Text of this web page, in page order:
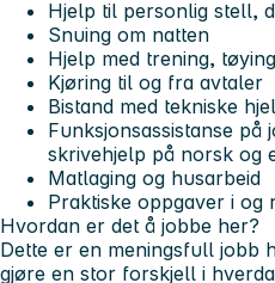
Hjelp til personlig stell,
Snuing om natten
Hjelp med trening,
Kjøring til og fra avtaler
Bistand med tekniske
Funksjonsassistanse
skrivehjelp på norsk og
Matlaging og husarbeid
Praktiske oppgaver i og
Hvordan er det å jobbe her?
Dette er en meningsfull jobb
gjøre en stor forskjell i